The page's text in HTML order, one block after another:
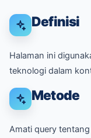
Definisi
Halaman ini
teknologi dalam
Metode
Amati query